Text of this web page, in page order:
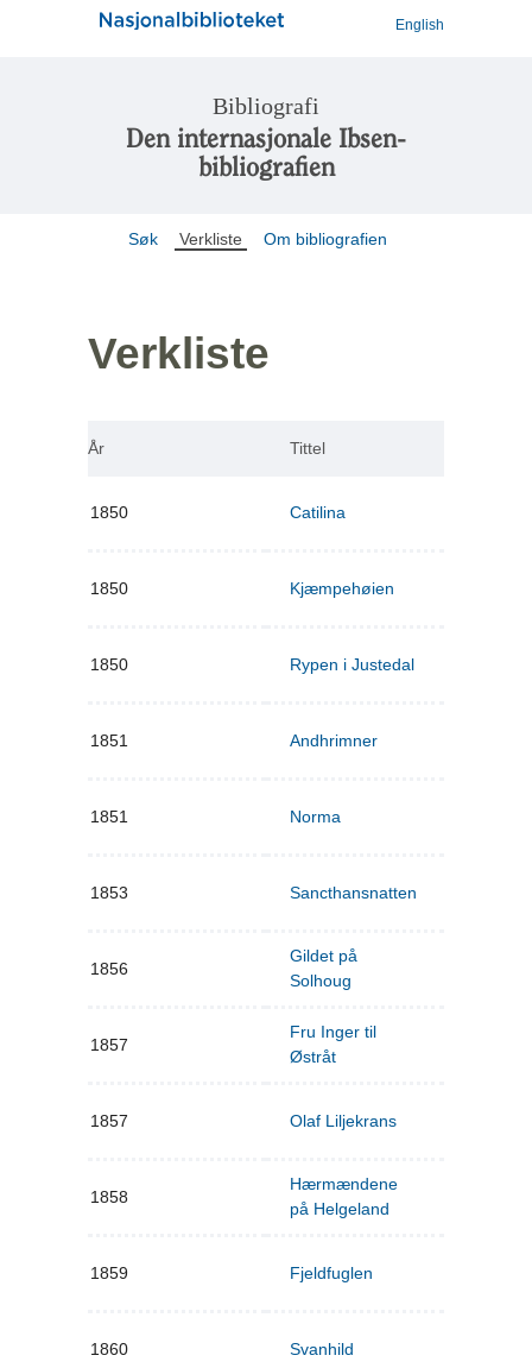
English
Bibliografi
Den internasjonale Ibsen-
bibliografien
Søk Verkliste Om bibliografien
Verkliste
År Tittel
1850 Catilina
1850 Kjæmpehøien
1850 Rypen i Justedal
1851 Andhrimner
1851 Norma
1853 Sancthansnatten
1856
Gildet på
Solhoug
1857
Fru Inger til
Østråt
1857 Olaf Liljekrans
1858
Hærmændene
på Helgeland
1859 Fjeldfuglen
1860 Svanhild